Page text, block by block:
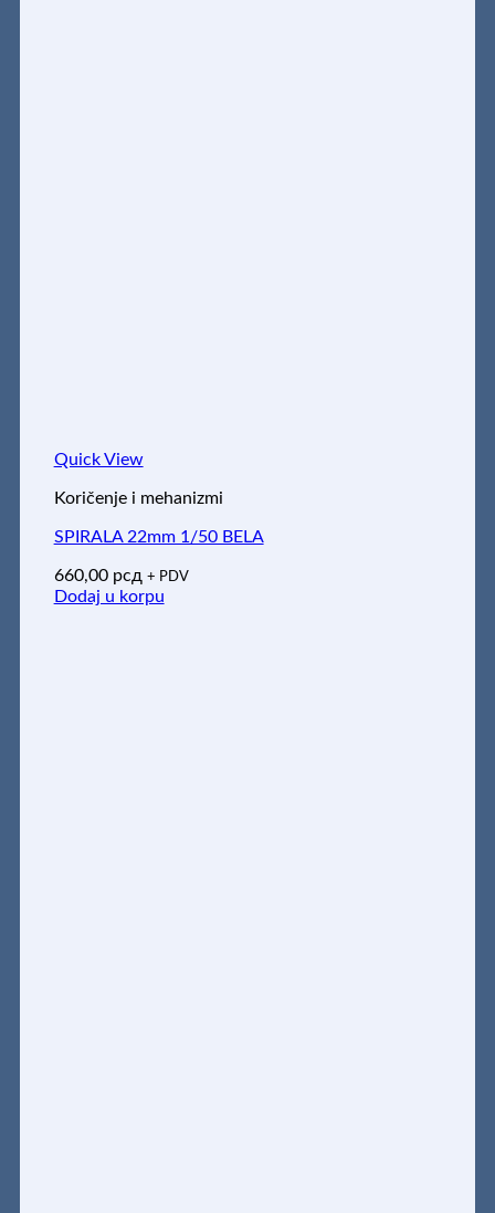
Quick View
Koričenje i mehanizmi
SPIRALA 22mm 1/50 BELA
660,00 рсд + PDV
Dodaj u korpu